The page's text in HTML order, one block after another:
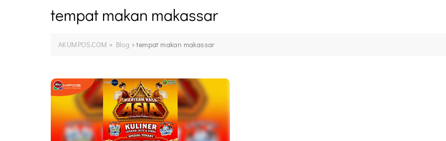
tempat makan makassar
AKUMPOS.COM > Blog >tempat makan makassar